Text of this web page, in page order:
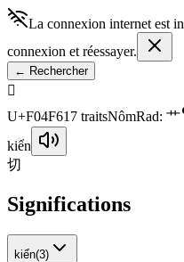
La connexion internet est
connexion et réessayer.
← Rechercher
󰓶
U+F04F617 traitsNômRad: 艹
kiển
切
Significations
kiển(3)